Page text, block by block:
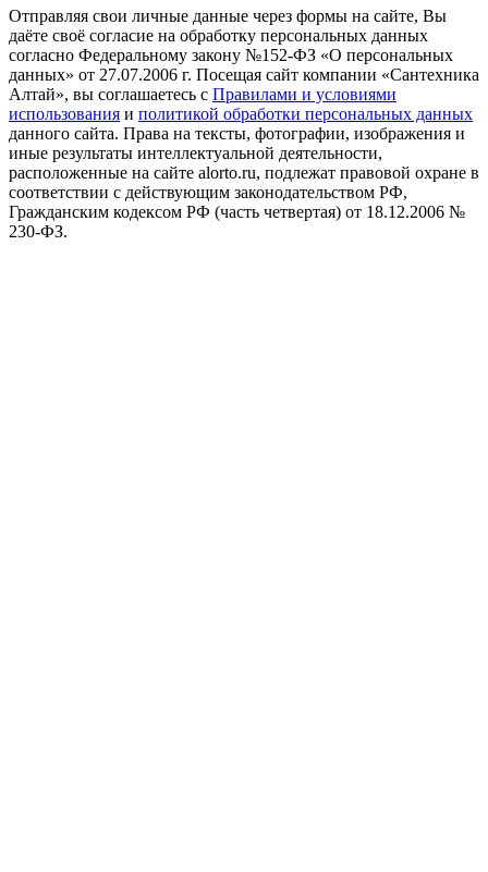
Отправляя свои личные данные через формы на сайте, Вы
даёте своё согласие на обработку персональных данных
согласно Федеральному закону №152-ФЗ «О персональных
данных» от 27.07.2006 г. Посещая сайт компании «Cантехника
Алтай», вы соглашаетесь с Правилами и условиями
использования и политикой обработки персональных данных
данного сайта. Права на тексты, фотографии, изображения и
иные результаты интеллектуальной деятельности,
расположенные на сайте alorto.ru, подлежат правовой охране в
соответствии с действующим законодательством РФ,
Гражданским кодексом РФ (часть четвертая) от 18.12.2006 №
230-ФЗ.